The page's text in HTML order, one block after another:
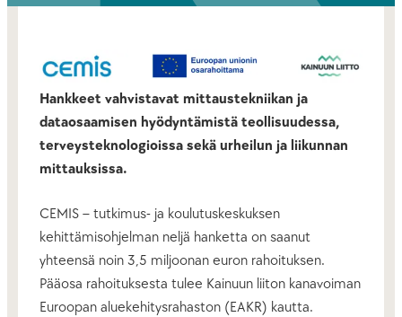
Hankkeet vahvistavat mittaustekniikan ja
dataosaamisen hyödyntämistä teollisuudessa,
terveysteknologioissa sekä urheilun ja liikunnan
mittauksissa.
CEMIS – tutkimus- ja koulutuskeskuksen
kehittämisohjelman neljä hanketta on saanut
yhteensä noin 3,5 miljoonan euron rahoituksen.
Pääosa rahoituksesta tulee Kainuun liiton kanavoiman
Euroopan aluekehitysrahaston (EAKR) kautta.